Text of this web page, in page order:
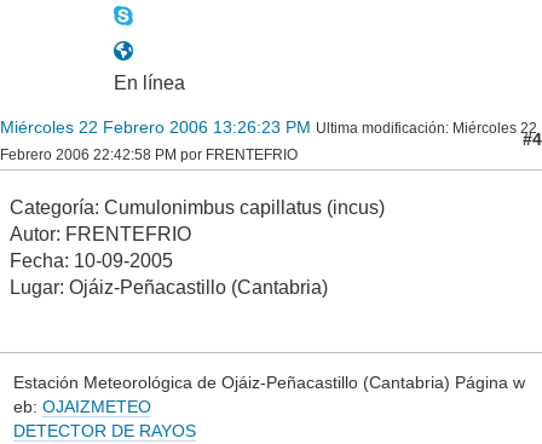
En línea
Miércoles 22 Febrero 2006 13:26:23 PM Ultima modificación: Miércoles 22
Febrero 2006 22:42:58 PM por FRENTEFRIO
#4
Categoría: Cumulonimbus capillatus (incus)
Autor: FRENTEFRIO
Fecha: 10-09-2005
Lugar: Ojáiz-Peñacastillo (Cantabria)
Estación Meteorológica de Ojáiz-Peñacastillo (Cantabria) Página w
eb: OJAIZMETEO
DETECTOR DE RAYOS